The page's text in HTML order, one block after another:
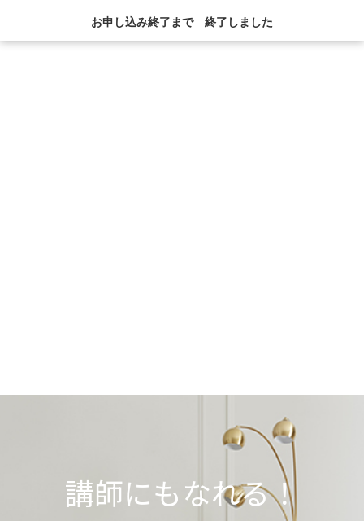
お申し込み終了まで 終了しました
講師にもなれる！